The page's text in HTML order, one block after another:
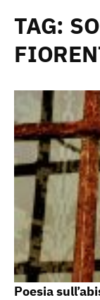
TAG:
Poesia